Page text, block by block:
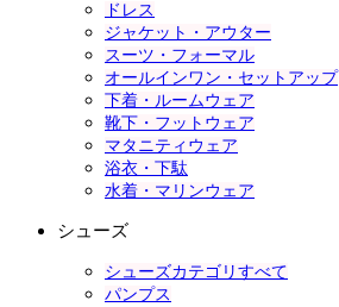
ドレス
ジャケット・アウター
スーツ・フォーマル
オールインワン・セットアップ
下着・ルームウェア
靴下・フットウェア
マタニティウェア
浴衣・下駄
水着・マリンウェア
シューズ
シューズカテゴリすべて
パンプス